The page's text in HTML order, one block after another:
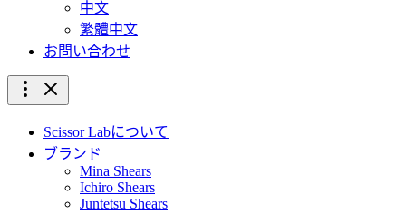
中文
繁體中文
お問い合わせ
Scissor Labについて
ブランド
Mina Shears
Ichiro Shears
Juntetsu Shears